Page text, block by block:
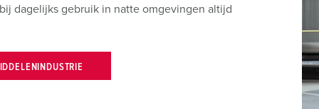
dagelijks gebruik in natte omgevingen altijd